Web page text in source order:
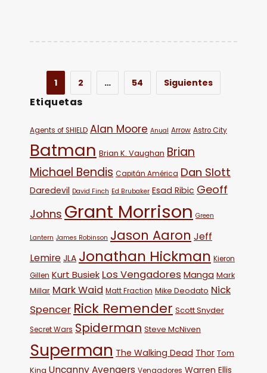
1 2 … 54 Siguientes
Etiquetas
Agents of SHIELD Alan Moore Anual Arrow Astro City
Batman Brian K. Vaughan Brian
Michael Bendis Capitán América Dan Slott
Daredevil David Finch Ed Brubaker Esad Ribic Geoff
Johns Grant Morrison Green
Lantern James Robinson Jason Aaron Jeff
Lemire JLA Jonathan Hickman Kieron
Gillen Kurt Busiek Los Vengadores Manga Mark
Millar Mark Waid Matt Fraction Mike Deodato Nick
Spencer Rick Remender Scott Snyder
Secret Wars Spiderman Steve McNiven
Superman The Walking Dead Thor Tom
King Uncanny Avengers Vengadores Warren Ellis